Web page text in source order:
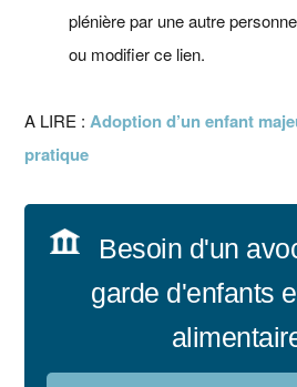
plénière par une autre
ou modifier ce lien.
A LIRE : Adoption d’un enfant
pratique
Besoin d'un
garde d'enfants